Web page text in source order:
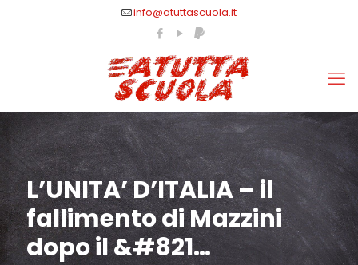
info@atuttascuola.it
L’UNITA’ D’ITALIA – il
fallimento di Mazzini
dopo il &#821…